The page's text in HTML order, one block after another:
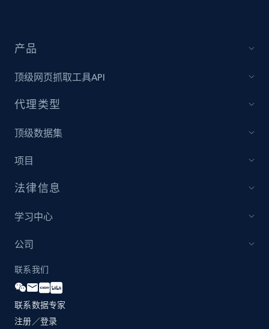
Sku, Product id, Product name, Manufacturer,
price, Currency, Availability, Reviews count, and
Amazon products global dataset - Collects
products by specific category URL
Title, Seller name, Brand, Description, Initial
产品
顶级网页抓取工具API
代理类型
顶级数据集
项目
法律信息
学习中心
公司
联系我们
联系数据专家
注册／登录